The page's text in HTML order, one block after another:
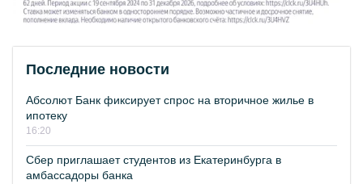
Последние новости
Абсолют Банк фиксирует спрос на вторичное жилье в
ипотеку
16:20
Сбер приглашает студентов из Екатеринбурга в
амбассадоры банка